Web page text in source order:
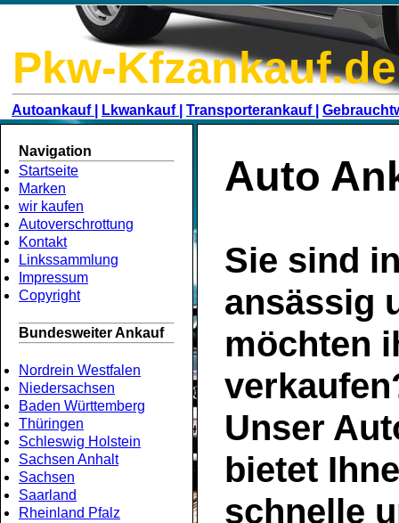
Pkw-Kfzankauf.de
Autoankauf | Lkwankauf | Transporterankauf |
Navigation
Startseite
Marken
wir kaufen
Autoverschrottung
Kontakt
Linkssammlung
Impressum
Copyright
Bundesweiter Ankauf
Nordrein Westfalen
Niedersachsen
Baden Württemberg
Thüringen
Schleswig Holstein
Sachsen Anhalt
Sachsen
Saarland
Rheinland Pfalz
Auto
Sie sind
ansässig
möchten
Unser
bietet
schnelle